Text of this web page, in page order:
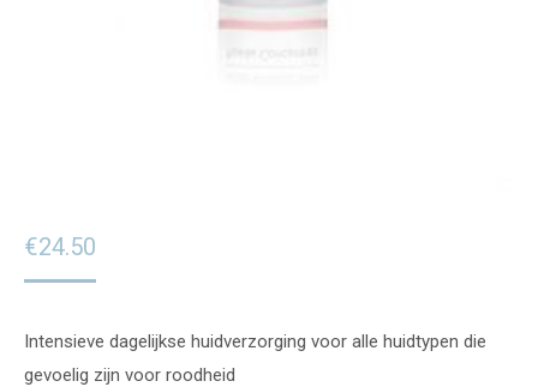
€24.50
Intensieve dagelijkse huidverzorging voor alle huidtypen die
gevoelig zijn voor roodheid